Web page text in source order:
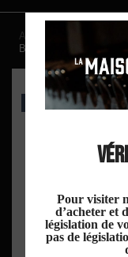
Pour visiter
d’acheter et
législation de
pas de
Accueil
Domaine
Badens Blanc 2024
EXCLU WEB